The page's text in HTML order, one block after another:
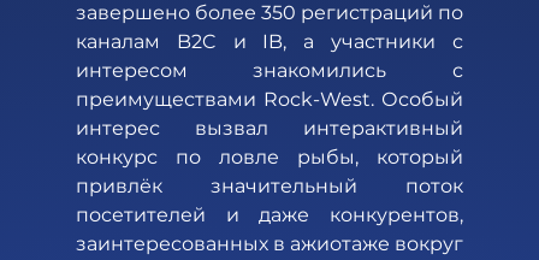
завершено более 350 регистраций по
каналам B2C и IB, а участники с
интересом знакомились с
преимуществами Rock-West. Особый
интерес вызвал интерактивный
конкурс по ловле рыбы, который
привлёк значительный поток
посетителей и даже конкурентов,
заинтересованных в ажиотаже вокруг